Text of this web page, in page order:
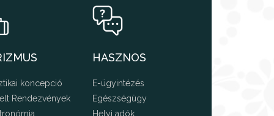
koncepció
Rendezvények
HASZNOS
E-ügyintézés
Egészségügy
Helyi adók